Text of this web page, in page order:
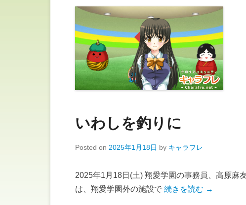
いわしを釣りに
Posted on 2025年1月18日 by キャラフレ
2025年1月18日(土) 翔愛学園の事務員、高原麻
は、翔愛学園外の施設で 続きを読む →